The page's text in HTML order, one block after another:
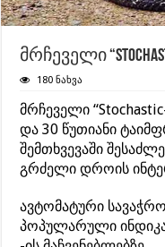
მრჩეველი
180 ნახვა
მრჩეველი
და 30 წუთიანი
შემთხვევაში
გრძელი დროის
ავტომატური
პოპულარული